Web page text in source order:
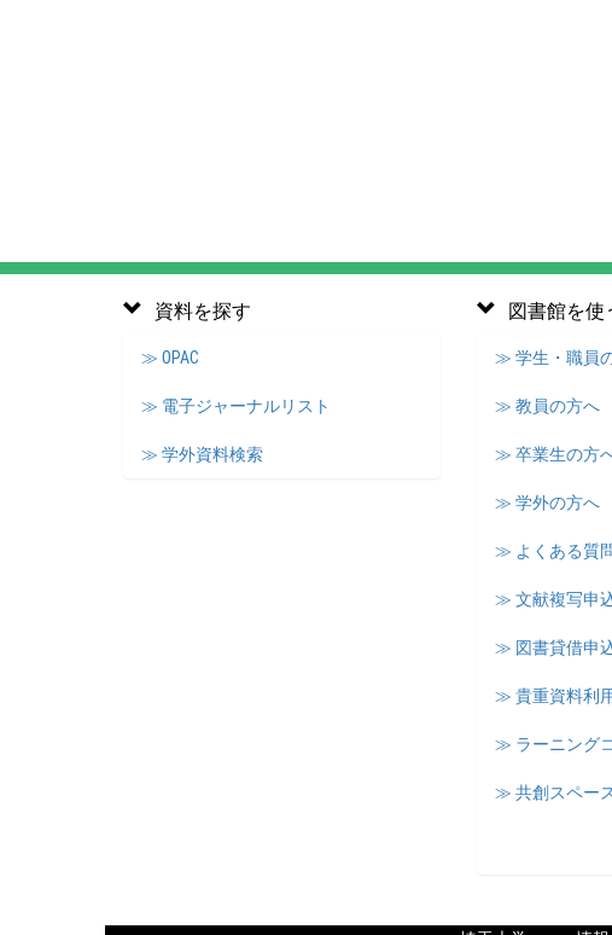
資料を探す
≫ OPAC
≫ 電子ジャーナルリスト
≫ 学外資料検索
図書館を使
≫ 学生・職員
≫ 教員の方へ
≫ 卒業生の方
≫ 学外の方へ
≫ よくある質
≫ 文献複写申
≫ 図書貸借申
≫ 貴重資料利
≫ ラーニング
≫ 共創スペー